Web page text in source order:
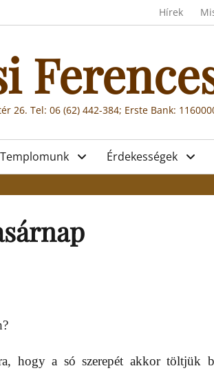
Header
Hírek
26. Tel: 06 (62) 442-384; Erste Bank:
Templomunk Érdekességek
hogy a só szerepét akkor töltjük